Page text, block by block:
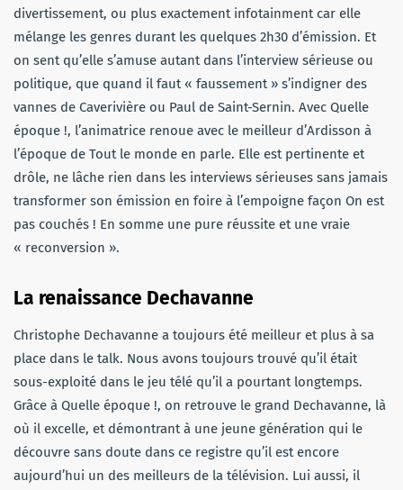
divertissement, ou plus exactement infotainment car elle
mélange les genres durant les quelques 2h30 d’émission. Et
on sent qu’elle s’amuse autant dans l’interview sérieuse ou
politique, que quand il faut « faussement » s’indigner des
vannes de Caverivière ou Paul de Saint-Sernin. Avec Quelle
époque !, l’animatrice renoue avec le meilleur d’Ardisson à
l’époque de Tout le monde en parle. Elle est pertinente et
drôle, ne lâche rien dans les interviews sérieuses sans jamais
transformer son émission en foire à l’empoigne façon On est
pas couchés ! En somme une pure réussite et une vraie
« reconversion ».
La renaissance Dechavanne
Christophe Dechavanne a toujours été meilleur et plus à sa
place dans le talk. Nous avons toujours trouvé qu’il était
sous-exploité dans le jeu télé qu’il a pourtant longtemps.
Grâce à Quelle époque !, on retrouve le grand Dechavanne, là
où il excelle, et démontrant à une jeune génération qui le
découvre sans doute dans ce registre qu’il est encore
aujourd’hui un des meilleurs de la télévision. Lui aussi, il